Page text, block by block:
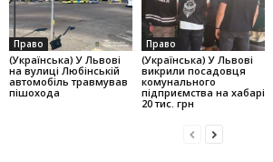
Право
(Українська) У Львові
на вулиці Любінській
автомобіль травмував
пішохода
Право
(Українська) У Львові
викрили посадовця
комунального
підприємства на хабарі
20 тис. грн